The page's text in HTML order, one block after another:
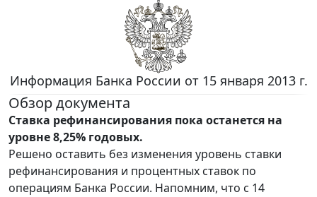
Информация Банка России от 15 января 2013 г.
Обзор документа
Ставка рефинансирования пока останется на
уровне 8,25% годовых.
Решено оставить без изменения уровень ставки
рефинансирования и процентных ставок по
операциям Банка России. Напомним, что с 14